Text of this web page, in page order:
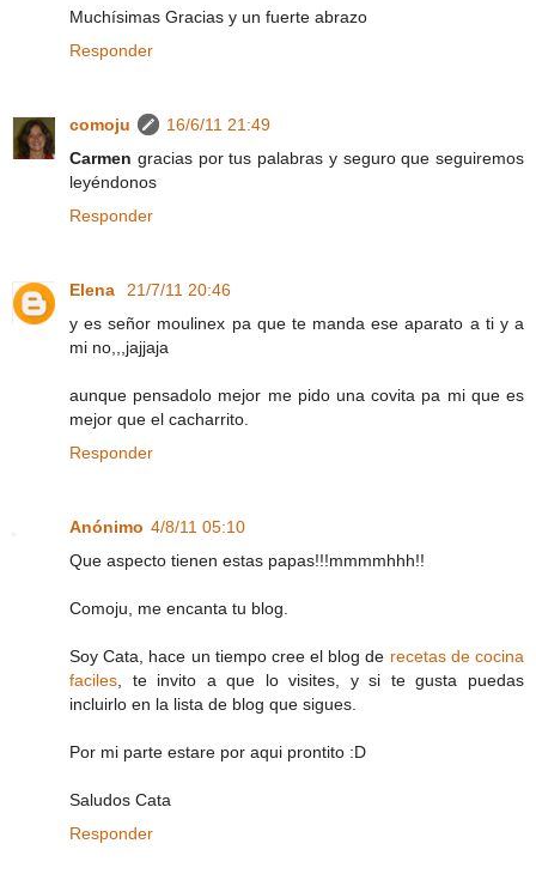
Muchísimas Gracias y un fuerte abrazo
Responder
comoju
16/6/11 21:49
Carmen gracias por tus palabras y seguro que seguiremos
leyéndonos
Responder
Elena
21/7/11 20:46
y es señor moulinex pa que te manda ese aparato a ti y a
mi no,,,jajjaja
aunque pensadolo mejor me pido una covita pa mi que es
mejor que el cacharrito.
Responder
Anónimo 4/8/11 05:10
Que aspecto tienen estas papas!!!mmmmhhh!!
Comoju, me encanta tu blog.
Soy Cata, hace un tiempo cree el blog de recetas de cocina
faciles, te invito a que lo visites, y si te gusta puedas
incluirlo en la lista de blog que sigues.
Por mi parte estare por aqui prontito :D
Saludos Cata
Responder